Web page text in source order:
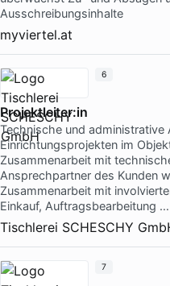
Ausschreibungsinhalte
myviertel.at
Projektleiter:in
Technische und administrative
Einrichtungsprojekten im
Zusammenarbeit mit
Ansprechpartner des Kunden
Zusammenarbeit mit
Einkauf, Auftragsbearbeitung …
Tischlerei SCHESCHY
6
7